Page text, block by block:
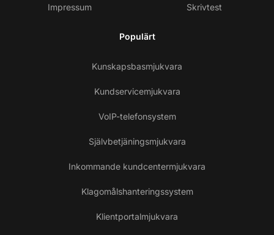
Impressum Skrivtest
Populärt
Kunskapsbasmjukvara
Kundservicemjukvara
VoIP-telefonsystem
Självbetjäningsmjukvara
Inkommande kundcentermjukvara
Klagomålshanteringssystem
Klientportalmjukvara